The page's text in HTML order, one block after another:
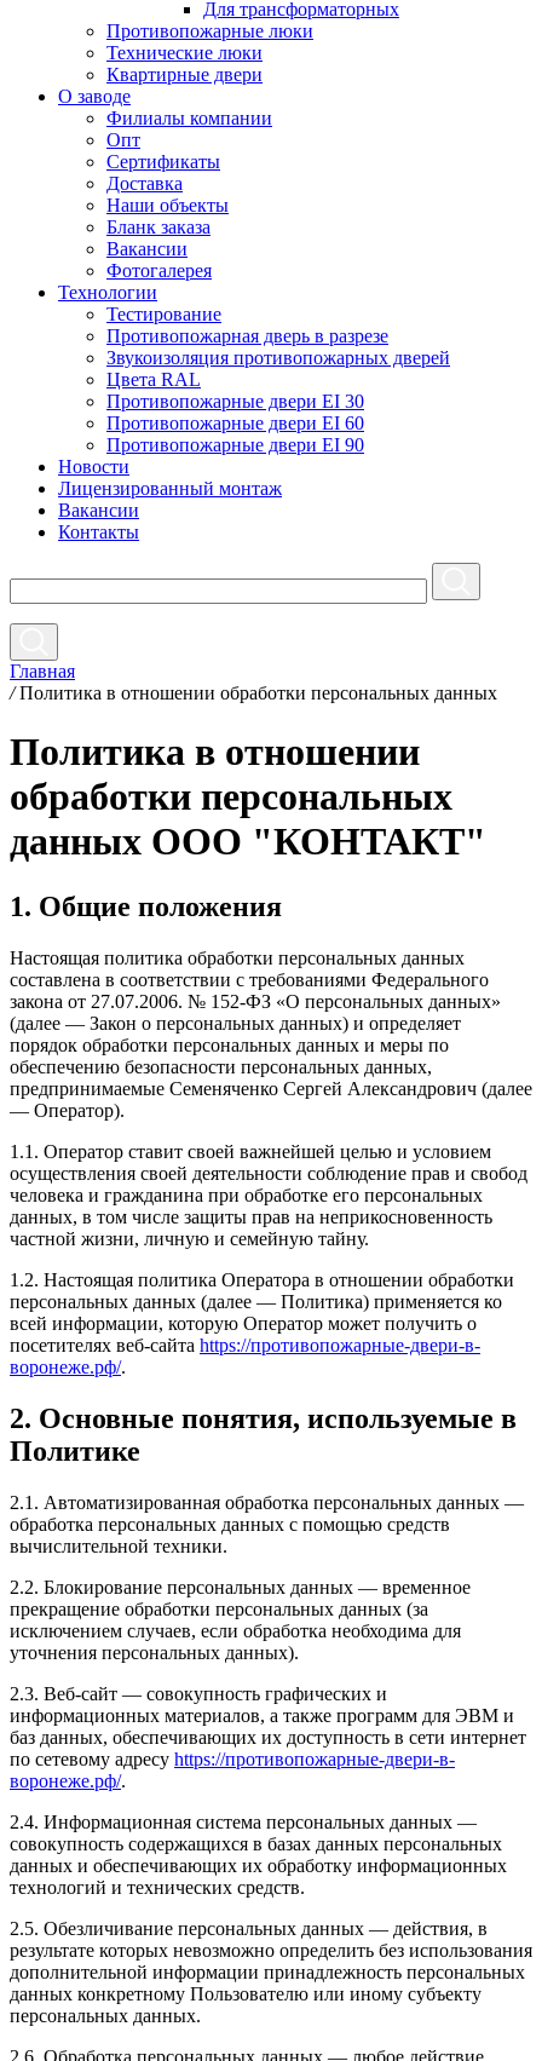
Для трансформаторных
Противопожарные люки
Технические люки
Квартирные двери
О заводе
Филиалы компании
Опт
Сертификаты
Доставка
Наши объекты
Бланк заказа
Вакансии
Фотогалерея
Технологии
Тестирование
Противопожарная дверь в разрезе
Звукоизоляция противопожарных дверей
Цвета RAL
Противопожарные двери EI 30
Противопожарные двери EI 60
Противопожарные двери EI 90
Новости
Лицензированный монтаж
Вакансии
Контакты
Главная
/ Политика в отношении обработки персональных данных
Политика в отношении
обработки персональных
данных ООО "КОНТАКТ"
1. Общие положения
Настоящая политика обработки персональных данных
составлена в соответствии с требованиями Федерального
закона от 27.07.2006. № 152-ФЗ «О персональных данных»
(далее — Закон о персональных данных) и определяет
порядок обработки персональных данных и меры по
обеспечению безопасности персональных данных,
предпринимаемые Семеняченко Сергей Александрович (далее
— Оператор).
1.1. Оператор ставит своей важнейшей целью и условием
осуществления своей деятельности соблюдение прав и свобод
человека и гражданина при обработке его персональных
данных, в том числе защиты прав на неприкосновенность
частной жизни, личную и семейную тайну.
1.2. Настоящая политика Оператора в отношении обработки
персональных данных (далее — Политика) применяется ко
всей информации, которую Оператор может получить о
посетителях веб-сайта https://противопожарные-двери-в-
воронеже.рф/.
2. Основные понятия, используемые в
Политике
2.1. Автоматизированная обработка персональных данных —
обработка персональных данных с помощью средств
вычислительной техники.
2.2. Блокирование персональных данных — временное
прекращение обработки персональных данных (за
исключением случаев, если обработка необходима для
уточнения персональных данных).
2.3. Веб-сайт — совокупность графических и
информационных материалов, а также программ для ЭВМ и
баз данных, обеспечивающих их доступность в сети интернет
по сетевому адресу https://противопожарные-двери-в-
воронеже.рф/.
2.4. Информационная система персональных данных —
совокупность содержащихся в базах данных персональных
данных и обеспечивающих их обработку информационных
технологий и технических средств.
2.5. Обезличивание персональных данных — действия, в
результате которых невозможно определить без использования
дополнительной информации принадлежность персональных
данных конкретному Пользователю или иному субъекту
персональных данных.
2.6. Обработка персональных данных — любое действие